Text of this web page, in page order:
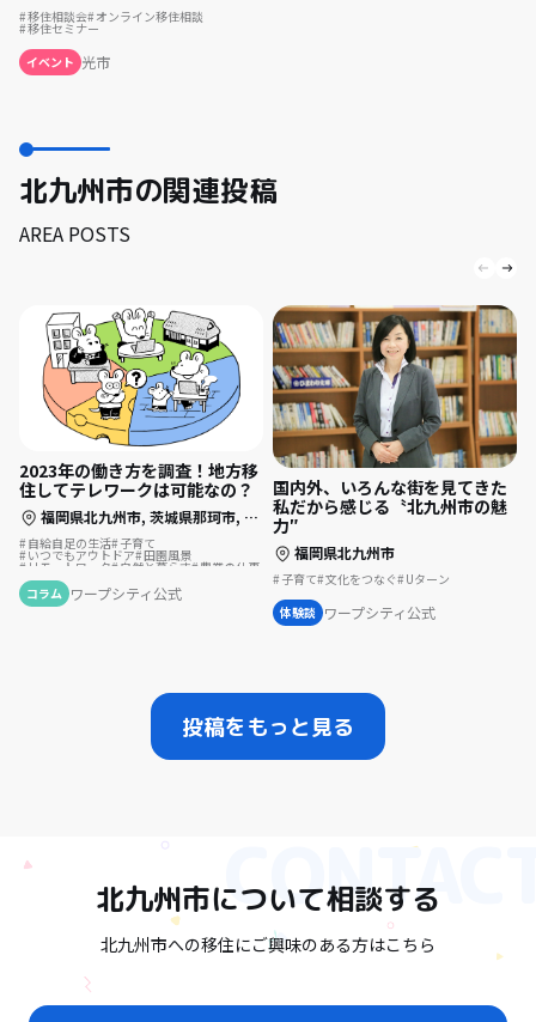
移住相談会 オンライン移住相談
移住セミナー
イベント 光市
北九州市の関連投稿
AREA POSTS
2023年の働き方を調査！地方移
住してテレワークは可能なの？
福岡県北九州市, 茨城県那珂市, 長崎県長崎市,静岡県静岡市,静岡県伊東市
自給自足の生活 子育て
いつでもアウトドア 田園風景
リモートワーク 自然と暮らす 農業の仕事
夢の暮らし
スポーツで豊かに 古民家を活用
テレワーク ふるさとで暮らす
コラム ワープシティ公式
国内外、いろんな街を見てきた
私だから感じる〝北九州市の魅
力″
福岡県北九州市
子育て 文化をつなぐ
Uターン
体験談 ワープシティ公式
投稿をもっと見る
北九州市について相談する
北九州市への移住にご興味のある方はこちら